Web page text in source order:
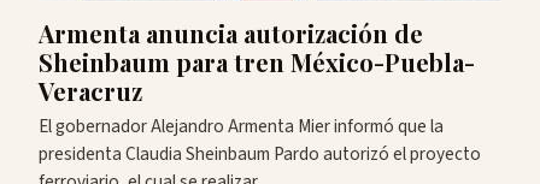
Armenta anuncia autorización de
Sheinbaum para tren México-Puebla-
Veracruz
El gobernador Alejandro Armenta Mier informó que la
presidenta Claudia Sheinbaum Pardo autorizó el proyecto